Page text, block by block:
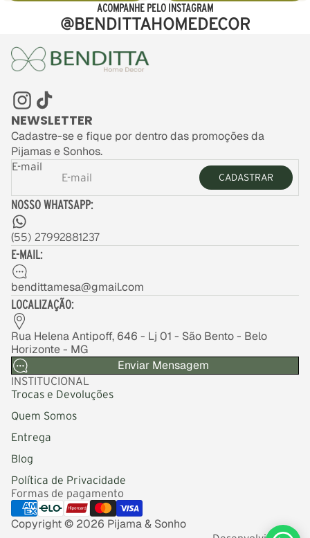
ACOMPANHE PELO INSTAGRAM
@BENDITTAHOMEDECOR
NEWSLETTER
Cadastre-se e fique por dentro das promoções da
Pijamas e Sonhos.
E-mail
CADASTRAR
NOSSO WHATSAPP:
(55) 27992881237
E-MAIL:
bendittamesa@gmail.com
LOCALIZAÇÃO:
Rua Helena Antipoff, 646 - Lj 01 - São Bento - Belo
Horizonte - MG
Enviar Mensagem
INSTITUCIONAL
Trocas e Devoluções
Quem Somos
Entrega
Blog
Política de Privacidade
Formas de pagamento
Copyright © 2026 Pijama & Sonho